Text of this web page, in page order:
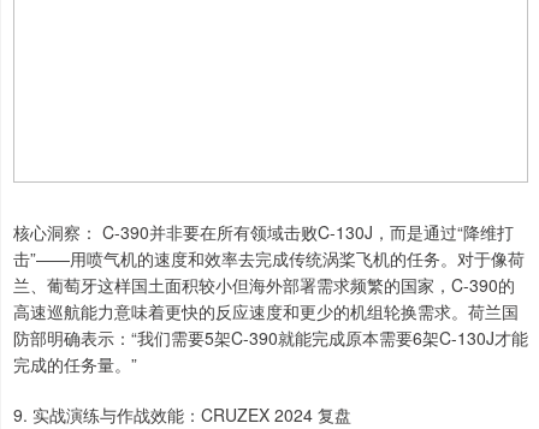
核心洞察： C-390并非要在所有领域击败C-130J，而是通过“降维打
击”——用喷气机的速度和效率去完成传统涡桨飞机的任务。对于像荷
兰、葡萄牙这样国土面积较小但海外部署需求频繁的国家，C-390的
高速巡航能力意味着更快的反应速度和更少的机组轮换需求。荷兰国
防部明确表示：“我们需要5架C-390就能完成原本需要6架C-130J才能
完成的任务量。”
9. 实战演练与作战效能：CRUZEX 2024 复盘